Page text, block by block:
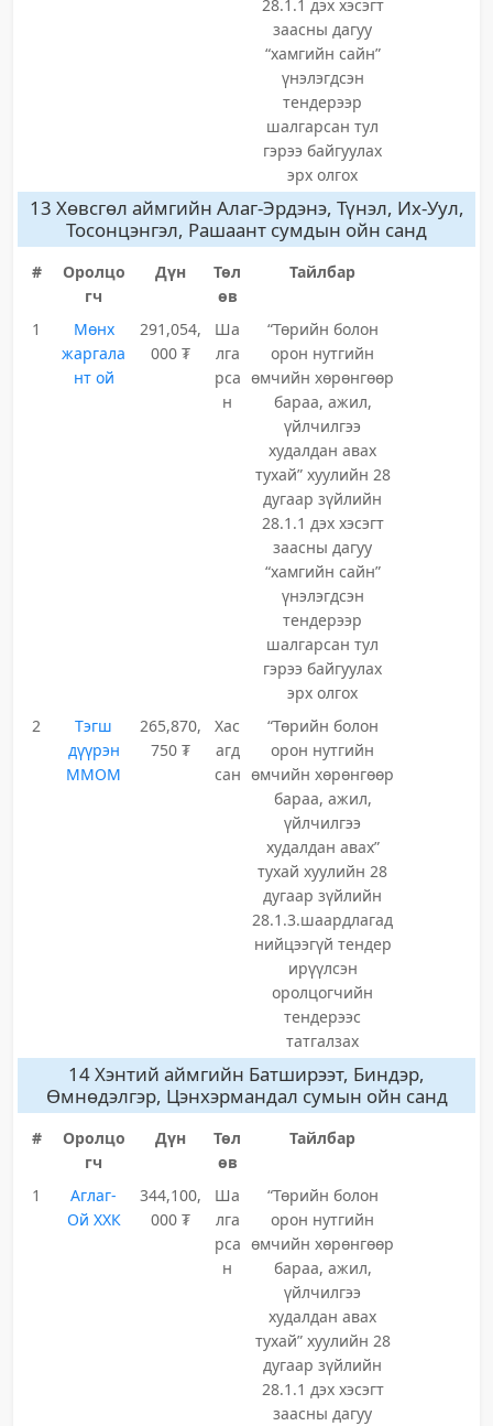
28.1.1 дэх хэсэгт
заасны дагуу
“хамгийн сайн”
үнэлэгдсэн
тендерээр
шалгарсан тул
гэрээ байгуулах
эрх олгох
13 Хөвсгөл аймгийн Алаг-Эрдэнэ, Түнэл, Их-Уул,
Тосонцэнгэл, Рашаант сумдын ойн санд
#
Оролцо
гч
Дүн
Төл
өв
Тайлбар
1
Мөнх
жаргала
нт ой
291,054,
000 ₮
Ша
лга
рса
н
“Төрийн болон
орон нутгийн
өмчийн хөрөнгөөр
бараа, ажил,
үйлчилгээ
худалдан авах
тухай” хуулийн 28
дугаар зүйлийн
28.1.1 дэх хэсэгт
заасны дагуу
“хамгийн сайн”
үнэлэгдсэн
тендерээр
шалгарсан тул
гэрээ байгуулах
эрх олгох
2
Тэгш
дүүрэн
ММОМ
265,870,
750 ₮
Хас
агд
сан
“Төрийн болон
орон нутгийн
өмчийн хөрөнгөөр
бараа, ажил,
үйлчилгээ
худалдан авах”
тухай хуулийн 28
дугаар зүйлийн
28.1.3.шаардлагад
нийцээгүй тендер
ирүүлсэн
оролцогчийн
тендерээс
татгалзах
14 Хэнтий аймгийн Батширээт, Биндэр,
Өмнөдэлгэр, Цэнхэрмандал сумын ойн санд
#
Оролцо
гч
Дүн
Төл
өв
Тайлбар
1
Аглаг-
Ой ХХК
344,100,
000 ₮
Ша
лга
рса
н
“Төрийн болон
орон нутгийн
өмчийн хөрөнгөөр
бараа, ажил,
үйлчилгээ
худалдан авах
тухай” хуулийн 28
дугаар зүйлийн
28.1.1 дэх хэсэгт
заасны дагуу